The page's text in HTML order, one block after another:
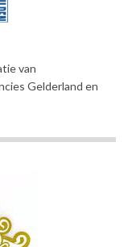
van
Gelderland en